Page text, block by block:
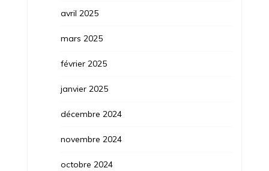
avril 2025
mars 2025
février 2025
janvier 2025
décembre 2024
novembre 2024
octobre 2024